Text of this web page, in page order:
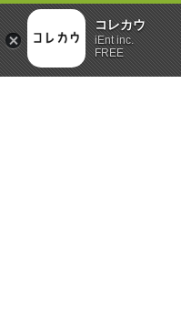
コレカウ
iEnt inc.
FREE